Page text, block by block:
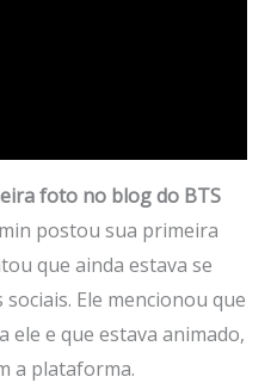
foto no blog do BTS
postou sua primeira
que ainda estava se
Ele mencionou que
e que estava animado,
a plataforma.